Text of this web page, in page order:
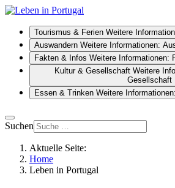
Tourismus & Ferien Weitere
Auswandern Weitere Informationen:
Fakten & Infos Weitere Informationen:
Kultur & Gesellschaft Weitere
Gesellschaft
Essen & Trinken Weitere
Suchen
Aktuelle Seite:
Home
Leben in Portugal